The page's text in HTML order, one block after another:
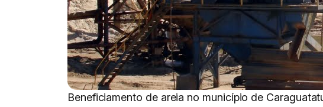
Beneficiamento de areia no município de